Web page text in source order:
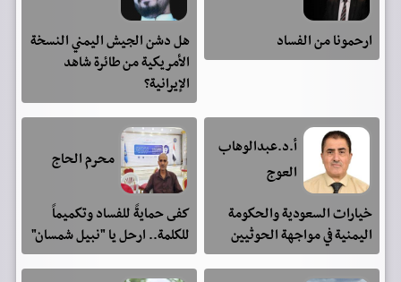
ارحمونا من الفساد
هل دشن الجيش اليمني النسخة
الأمريكية من طائرة شاهد
الإيرانية؟
أ.د.عبدالوهاب
العوج
خيارات السعودية والحكومة
اليمنية في مواجهة الحوثيين
محرم الحاج
كفى حمايةً للفساد وتكميماً
للكلمة.. ارحل يا "نبيل شمسان"